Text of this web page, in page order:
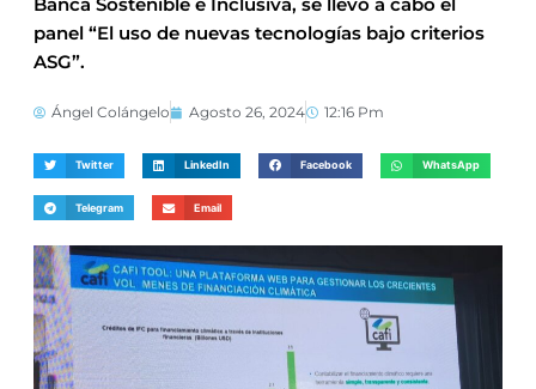
panel “El uso de nuevas tecnologías bajo criterios
ASG”.
Ángel Colángelo Agosto 26, 2024 12:16 Pm
Twitter LinkedIn Facebook WhatsApp
Telegram Email